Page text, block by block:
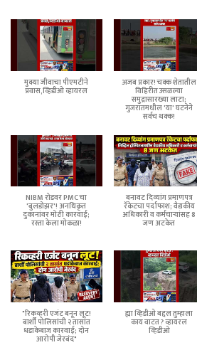
मुक्या जीवाचा पीएमटीने
प्रवास,व्हिडीओ व्हायरल
अजब प्रकार! चक्क शेतातील
विहिरीत उसळल्या
समुद्रासारख्या लाटा;
गुजरातमधील 'या' घटनेने
सर्वच थक्क!
NIBM रोडवर PMC चा
'बुलडोझर'! अनधिकृत
दुकानांवर मोठी कारवाई;
रस्ता केला मोकळा!
बनावट दिव्यांग प्रमाणपत्र
रॅकेटचा पर्दाफाश; वैद्यकीय
अधिकारी व कर्मचाऱ्यांसह 8
जण अटकेत
"रिकव्हरी एजंट बनून लूट!
बार्शी पोलिसांची २ तासांत
धडाकेबाज कारवाई; दोन
आरोपी जेरबंद"
ह्या व्हिडीओ बद्दल तुम्हाला
काय वाटत ? व्हायरल
व्हिडीओ